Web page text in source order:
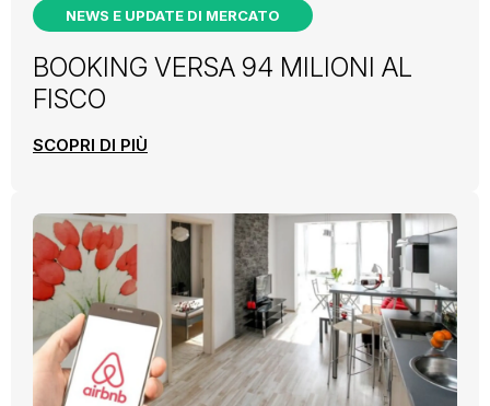
NEWS E UPDATE DI MERCATO
BOOKING VERSA 94 MILIONI AL
FISCO
SCOPRI DI PIÙ